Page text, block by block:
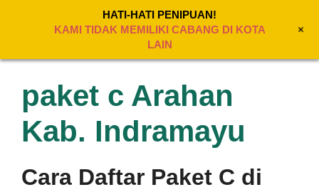
paket c Arahan
Kab. Indramayu
Cara Daftar Paket C di
HATI-HATI PENIPUAN!
KAMI TIDAK MEMILIKI CABANG DI KOTA
LAIN
+